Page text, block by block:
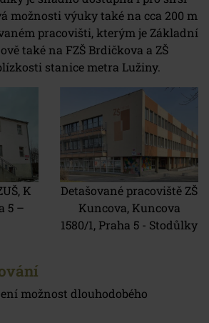
možnosti výuky také na cca 200 m
pracovišti, kterým je Základní
také na FZŠ Brdičkova a ZŠ
stanice metra Lužiny.
K
5 –
Detašované pracoviště ZŠ
Kuncova, Kuncova
1580/1, Praha 5 - Stodůlky
možnost dlouhodobého